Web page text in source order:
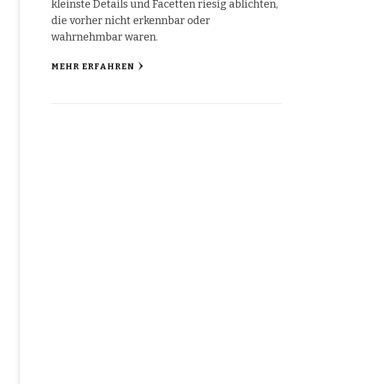
kleinste Details und Facetten riesig ablichten,
die vorher nicht erkennbar oder
wahrnehmbar waren.
MEHR ERFAHREN